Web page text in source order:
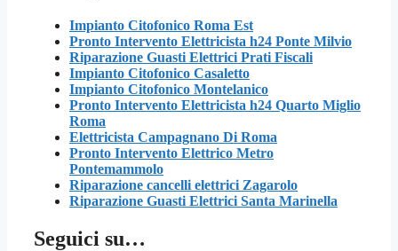
Impianto Citofonico Roma Est
Pronto Intervento Elettricista h24 Ponte Milvio
Riparazione Guasti Elettrici Prati Fiscali
Impianto Citofonico Casaletto
Impianto Citofonico Montelanico
Pronto Intervento Elettricista h24 Quarto Miglio
Roma
Elettricista Campagnano Di Roma
Pronto Intervento Elettrico Metro
Pontemammolo
Riparazione cancelli elettrici Zagarolo
Riparazione Guasti Elettrici Santa Marinella
Seguici su…